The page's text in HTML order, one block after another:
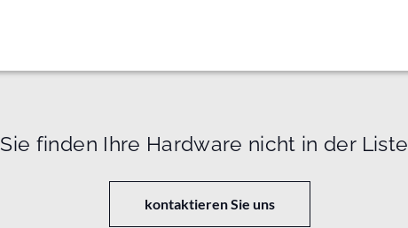
Sie finden Ihre Hardware nicht in der
kontaktieren Sie uns